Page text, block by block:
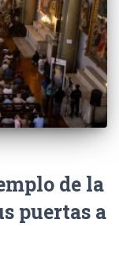
de la
puertas a